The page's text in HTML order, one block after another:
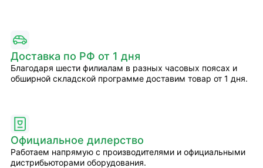
Доставка по РФ от 1 дня
Благодаря шести филиалам в разных часовых поясах и
обширной складской программе доставим товар от 1 дня.
Официальное дилерство
Работаем напрямую с производителями и официальными
дистрибьюторами оборудования.